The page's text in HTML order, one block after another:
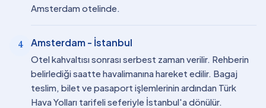
Amsterdam otelinde.
4 Amsterdam - İstanbul
Otel kahvaltısı sonrası serbest zaman verilir. Rehberin
belirlediği saatte havalimanına hareket edilir. Bagaj
teslim, bilet ve pasaport işlemlerinin ardından Türk
Hava Yolları tarifeli seferiyle İstanbul'a dönülür.